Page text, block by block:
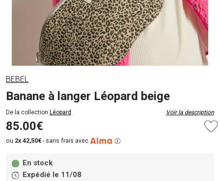
BEBEL
Banane à langer Léopard beige
De la collection Léopard Voir la description
85.00€
ou 2x 42,50€ - sans frais avec
En stock
Expédié le 11/08